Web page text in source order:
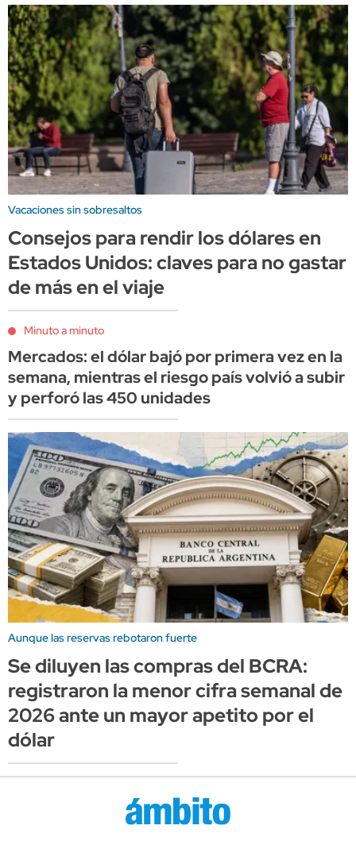
Vacaciones sin sobresaltos
Consejos para rendir los dólares en
Estados Unidos: claves para no gastar
de más en el viaje
Minuto a minuto
Mercados: el dólar bajó por primera vez en la
semana, mientras el riesgo país volvió a subir
y perforó las 450 unidades
Aunque las reservas rebotaron fuerte
Se diluyen las compras del BCRA:
registraron la menor cifra semanal de
2026 ante un mayor apetito por el
dólar